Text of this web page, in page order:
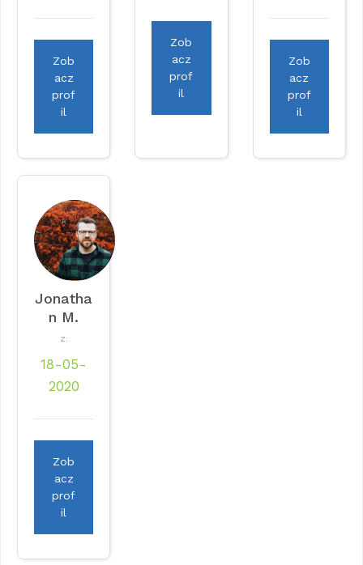
Zob
acz
prof
il
Zob
acz
prof
il
Zob
acz
prof
il
Jonatha
n M.
Z:
18-05-
2020
Zob
acz
prof
il